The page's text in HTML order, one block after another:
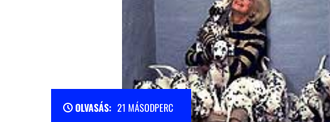
OLVASÁS: 21 MÁSODPERC